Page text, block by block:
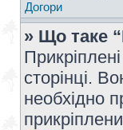
Догори
» Що таке
сторінці.
необхідно